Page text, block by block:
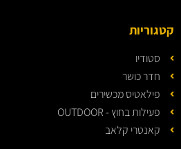
קטגוריות
סטודיו
חדר כושר
פילאטיס מכשירים
פעילות בחוץ - OUTDOOR
קאנטרי קלאב